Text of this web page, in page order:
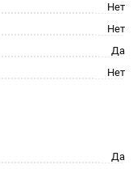
Нет
Нет
Да
Нет
Да